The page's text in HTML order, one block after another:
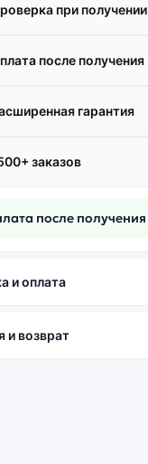
при получении
после получения
гарантия
заказов
после получения
и оплата
и возврат